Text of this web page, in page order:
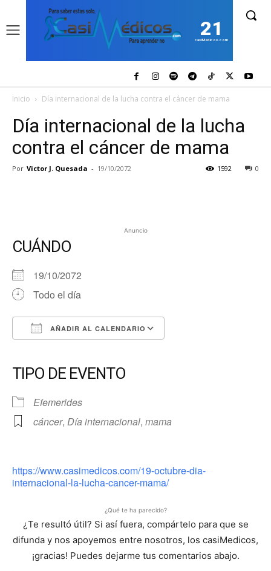
21
casiMedicos.com
Inicio Día internacional de la lucha contra el cáncer de mama
Día internacional de la lucha
contra el cáncer de mama
Por Victor J. Quesada - 19/10/2072 0
1592
Anuncio
CUÁNDO
19/10/2072
Todo el día
AÑADIR AL CALENDARIO
TIPO DE EVENTO
Efemerides
cáncer, Día internacional, mama
https://www.casimedicos.com/19-octubre-dia-
internacional-la-lucha-cancer-mama/
¿Qué te ha parecido?
¿Te resultó útil? Si así fuera, compártelo para que se
difunda y nos apoyemos entre nosotros, los casiMedicos,
¡gracias! Puedes dejarme tus comentarios abajo.